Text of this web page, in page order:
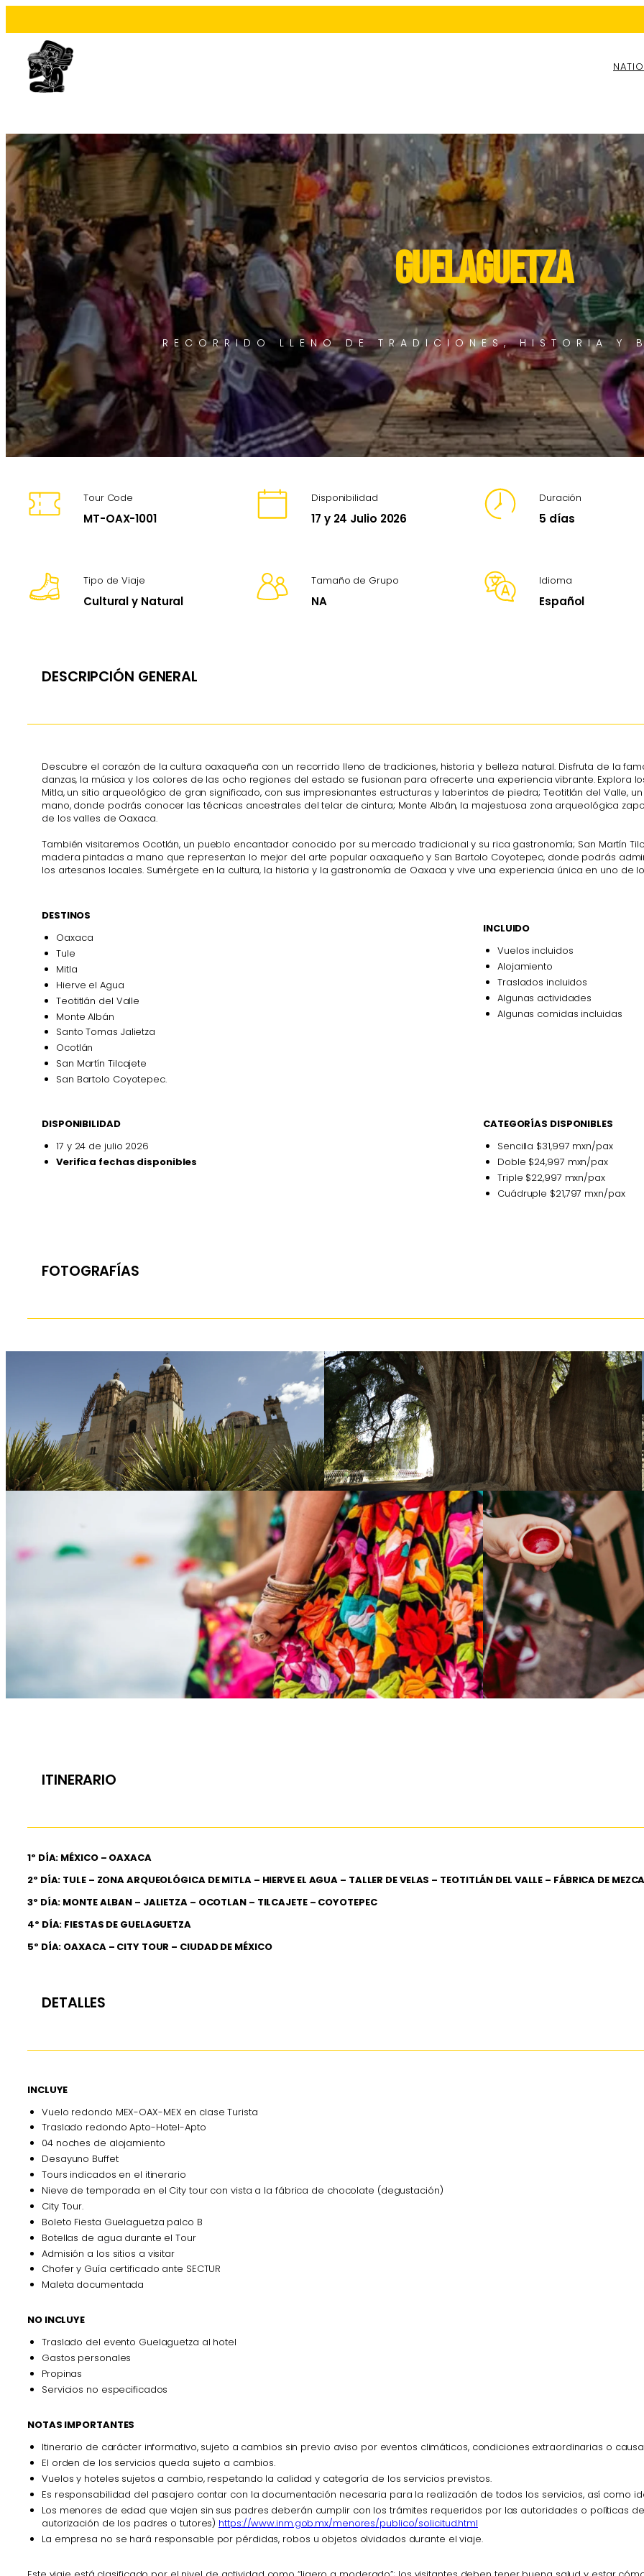
GUELAGUETZA
RECORRIDO LLENO DE TRADICIONES, HISTORIA Y
Tour Code
MT-OAX-1001
Disponibilidad
17 y 24 Julio 2026
Duración
5 días
Tipo de Viaje
Cultural y Natural
Tamaño de Grupo
NA
Idioma
Español
DESCRIPCIÓN GENERAL
Descubre el corazón de la cultura oaxaqueña con un recorrido lleno de tradiciones, historia y belleza natural. Disfruta de la
danzas, la música y los colores de las ocho regiones del estado se fusionan para ofrecerte una experiencia vibrante. Explora
Mitla, un sitio arqueológico de gran significado, con sus impresionantes estructuras y laberintos de piedra; Teotitlán del Valle,
mano, donde podrás conocer las técnicas ancestrales del telar de cintura; Monte Albán, la majestuosa zona arqueológica
de los valles de Oaxaca.
También visitaremos Ocotlán, un pueblo encantador conocido por su mercado tradicional y su rica gastronomía; San Martín
madera pintadas a mano que representan lo mejor del arte popular oaxaqueño y San Bartolo Coyotepec, donde podrás
los artesanos locales. Sumérgete en la cultura, la historia y la gastronomía de Oaxaca y vive una experiencia única en uno de
DESTINOS
Oaxaca
Tule
Mitla
Hierve el Agua
Teotitlán del Valle
Monte Albán
Santo Tomas Jalietza
Ocotlán
San Martín Tilcajete
San Bartolo Coyotepec.
INCLUIDO
Vuelos incluidos
Alojamiento
Traslados incluidos
Algunas actividades
Algunas comidas incluidas
DISPONIBILIDAD
17 y 24 de julio 2026
Verifica fechas disponibles
CATEGORÍAS DISPONIBLES
Sencilla $31,997 mxn/pax
Doble $24,997 mxn/pax
Triple $22,997 mxn/pax
Cuádruple $21,797 mxn/pax
FOTOGRAFÍAS
ITINERARIO
1º DÍA: MÉXICO – OAXACA
2º DÍA: TULE – ZONA ARQUEOLÓGICA DE MITLA – HIERVE EL AGUA – TALLER DE VELAS – TEOTITLÁN DEL VALLE – FÁBRICA DE
3º DÍA: MONTE ALBAN – JALIETZA – OCOTLAN – TILCAJETE – COYOTEPEC
4º DÍA: FIESTAS DE GUELAGUETZA
5º DÍA: OAXACA – CITY TOUR – CIUDAD DE MÉXICO
DETALLES
INCLUYE
Vuelo redondo MEX-OAX-MEX en clase Turista
Traslado redondo Apto-Hotel-Apto
04 noches de alojamiento
Desayuno Buffet
Tours indicados en el itinerario
Nieve de temporada en el City tour con vista a la fábrica de chocolate (degustación)
City Tour.
Boleto Fiesta Guelaguetza palco B
Botellas de agua durante el Tour
Admisión a los sitios a visitar
Chofer y Guía certificado ante SECTUR
Maleta documentada
NO INCLUYE
Traslado del evento Guelaguetza al hotel
Gastos personales
Propinas
Servicios no especificados
NOTAS IMPORTANTES
Itinerario de carácter informativo, sujeto a cambios sin previo aviso por eventos climáticos, condiciones extraordinarias o
El orden de los servicios queda sujeto a cambios.
Vuelos y hoteles sujetos a cambio, respetando la calidad y categoría de los servicios previstos.
Es responsabilidad del pasajero contar con la documentación necesaria para la realización de todos los servicios, así como
Los menores de edad que viajen sin sus padres deberán cumplir con los trámites requeridos por las autoridades o políticas
autorización de los padres o tutores) https://www.inm.gob.mx/menores/publico/solicitud.html
La empresa no se hará responsable por pérdidas, robos u objetos olvidados durante el viaje.